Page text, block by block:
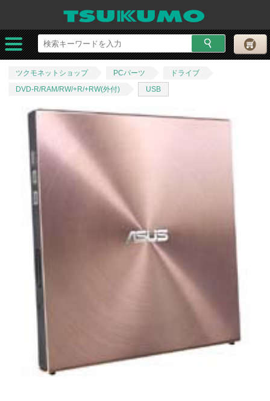
ツクモネットショップ PCパーツ
ドライブ
DVD-R/RAM/RW/+R/+RW(外付)
USB